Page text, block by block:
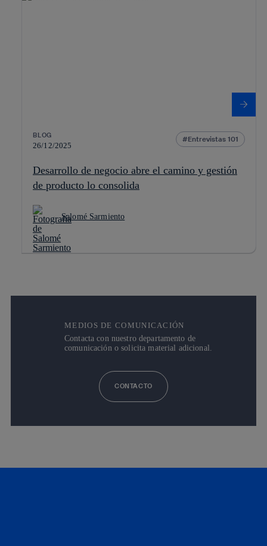
BLOG
26/12/2025
Entrevistas 101
Desarrollo de negocio abre el camino y gestión
de producto lo consolida
Salomé Sarmiento
MEDIOS DE COMUNICACIÓN
Contacta con nuestro departamento de
comunicación o solicita material adicional.
CONTACTO